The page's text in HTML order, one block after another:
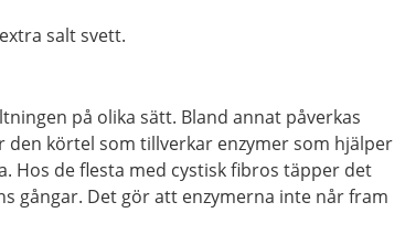
salt svett.
på olika sätt. Bland annat påverkas
körtel som tillverkar enzymer som hjälper
Hos de flesta med cystisk fibros täpper det
gångar. Det gör att enzymerna inte når fram